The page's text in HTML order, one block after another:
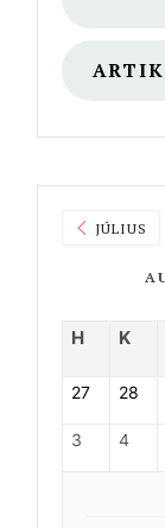
JÚLIUS
H K
27 28
3 4